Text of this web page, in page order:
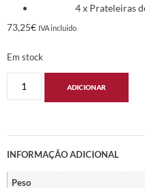
4 x Prateleiras
73,25€ IVA incluido
Em stock
ADICIONAR
INFORMAÇÃO ADICIONAL
Peso